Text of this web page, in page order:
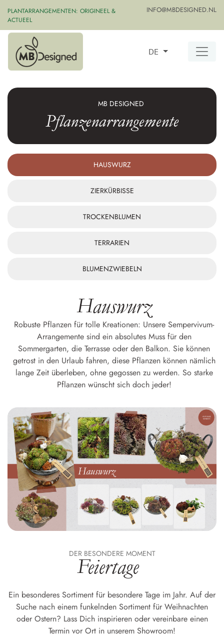
PLANTARRANGEMENTEN: ORIGINEEL &
ACTUEEL
INFO@MBDESIGNED.NL
DE
MB DESIGNED
Pflanzenarrangemente
HAUSWURZ
ZIERKÜRBISSE
TROCKENBLUMEN
TERRARIEN
BLUMENZWIEBELN
Hauswurz
Robuste Pflanzen für tolle Kreationen: Unsere Sempervivum-
Arrangemente sind ein absolutes Muss für den
Sommergarten, die Terrasse oder den Balkon. Sie können
getrost in den Urlaub fahren, diese Pflanzen können nämlich
lange Zeit überleben, ohne gegossen zu werden. So starke
Pflanzen wünscht sich doch jeder!
DER BESONDERE MOMENT
Feiertage
Ein besonderes Sortiment für besondere Tage im Jahr. Auf der
Suche nach einem funkelnden Sortiment für Weihnachten
oder Ostern? Lass Dich inspirieren oder vereinbare einen
Termin vor Ort in unserem Showroom!